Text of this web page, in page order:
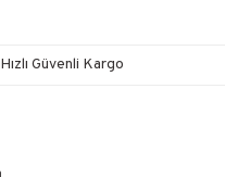
Hızlı Güvenli Kargo